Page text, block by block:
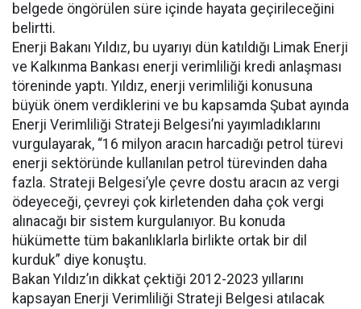
belgede öngörülen süre içinde hayata geçirileceğini
belirtti.
Enerji Bakanı Yıldız, bu uyarıyı dün katıldığı Limak Enerji
ve Kalkınma Bankası enerji verimliliği kredi anlaşması
töreninde yaptı. Yıldız, enerji verimliliği konusuna
büyük önem verdiklerini ve bu kapsamda Şubat ayında
Enerji Verimliliği Strateji Belgesi’ni yayımladıklarını
vurgulayarak, “16 milyon aracın harcadığı petrol türevi
enerji sektöründe kullanılan petrol türevinden daha
fazla. Strateji Belgesi’yle çevre dostu aracın az vergi
ödeyeceği, çevreyi çok kirletenden daha çok vergi
alınacağı bir sistem kurgulanıyor. Bu konuda
hükümette tüm bakanlıklarla birlikte ortak bir dil
kurduk” diye konuştu.
Bakan Yıldız’ın dikkat çektiği 2012-2023 yıllarını
kapsayan Enerji Verimliliği Strateji Belgesi atılacak